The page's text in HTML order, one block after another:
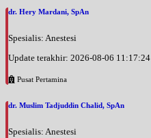
dr. Hery Mardani, SpAn
Spesialis: Anestesi
Update terakhir: 2026-08-06 11:17:24
Pusat Pertamina
dr. Muslim Tadjuddin Chalid, SpAn
Spesialis: Anestesi